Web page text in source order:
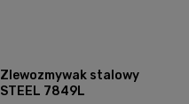
Zlewozmywak stalowy
STEEL 7849L